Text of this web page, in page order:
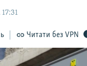
Читати без VPN